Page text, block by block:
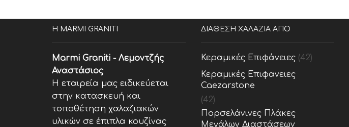
Η MARMI GRANITI
Marmi Graniti - Λεμοντζής
Αναστάσιος
Η εταιρεία μας ειδικεύεται
στην κατασκευή και
τοποθέτηση χαλαζιακών
υλικών σε έπιπλα κουζίνας
ΔΙΑΘΕΣΗ ΧΑΛΑΖΙΑ ΑΠΟ
Κεραμικές Επιφάνειες (42)
Κεραμικές Επιφανειες
Caezarstone
(42)
Πορσελάνινες Πλάκες
Μεγάλων Διαστάσεων